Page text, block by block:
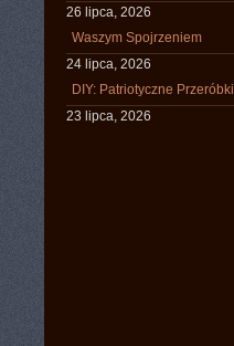
26 lipca, 2026
Waszym Spojrzeniem
24 lipca, 2026
DIY: Patriotyczne Przeróbki
23 lipca, 2026